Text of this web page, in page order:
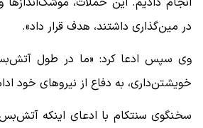
در مین‌گذاری داشتند، هدف قرار داد».
وی سپس ادعا کرد:‌ «ما در طول
خویشتن‌داری، به دفاع از نیروهای خود
سخنگوی سنتکام با ادعای اینکه آتش‌بس